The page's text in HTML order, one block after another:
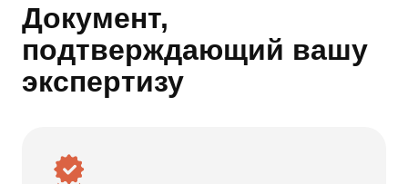
Документ,
подтверждающий вашу
экспертизу